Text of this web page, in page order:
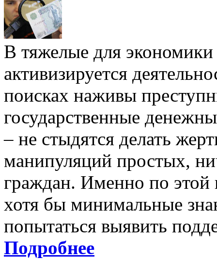
В тяжелые для экономики
активизируется
поисках наживы
государственные
– не стыдятся делать
манипуляций простых,
граждан. Именно по
хотя бы минимальные
попытаться выявить
Подробнее